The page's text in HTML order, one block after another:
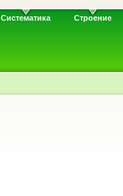
Систематика Строение